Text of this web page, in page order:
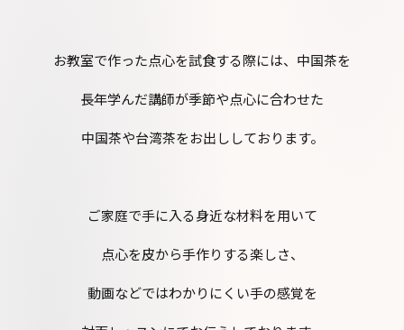
お教室で作った点心を試食する際には、中国茶を
長年学んだ講師が季節や点心に合わせた
中国茶や台湾茶をお出ししております。
ご家庭で手に入る身近な材料を用いて
点心を皮から手作りする楽しさ、
動画などではわかりにくい手の感覚を